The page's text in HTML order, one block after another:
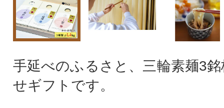
手延べのふるさと、三輪素麺3
せギフトです。